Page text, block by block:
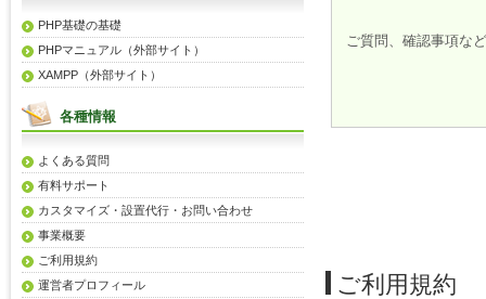
ご質問、確認事項など
ご利用規約
PHP基礎の基礎
PHPマニュアル（外部サイト）
XAMPP（外部サイト）
各種情報
よくある質問
有料サポート
カスタマイズ・設置代行・お問い合わせ
事業概要
ご利用規約
運営者プロフィール